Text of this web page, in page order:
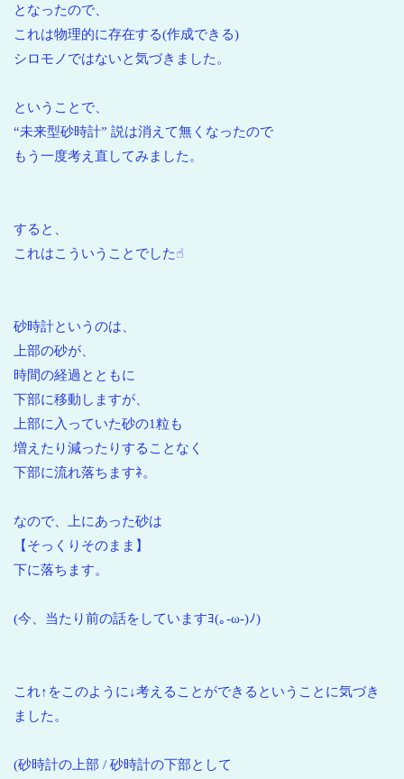
となったので、
これは物理的に存在する(作成できる)
シロモノではないと気づきました。
ということで、
“未来型砂時計” 説は消えて無くなったので
もう一度考え直してみました。
すると、
これはこういうことでした☝︎
砂時計というのは、
上部の砂が、
時間の経過とともに
下部に移動しますが、
上部に入っていた砂の1粒も
増えたり減ったりすることなく
下部に流れ落ちますﾈ。
なので、上にあった砂は
【そっくりそのまま】
下に落ちます。
(今、当たり前の話をしていますﾖ(｡-ω-)ﾉ)
これ↑をこのように↓考えることができるということに気づき
ました。
(砂時計の上部 / 砂時計の下部として